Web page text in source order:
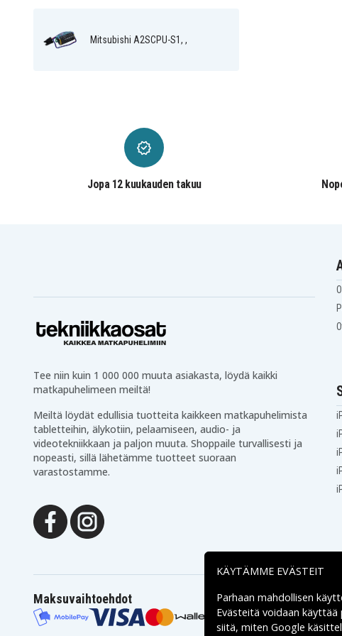
RV-1A
RV-2AJ
A2ASCPU-S30
A1SJHCPU-S8
A2S Series PLCs
AnS Series PLC
Mitsubishi Q
Tuotenro 6b80be72757510e4ffb27e5a8
Jännite 3,6 V
Sopii merkkiin Mitsubishi
Mitat
1700 mAh
Akku korvaa:
A6BAT
A6BAT-MRBAT
Mitsubishi A2SCPU-S1, ,
Jopa 12 kuukauden takuu
Tee niin kuin 1 000 000 muuta asiakasta, löydä kaikki
matkapuhelimeen meiltä!
Meiltä löydät edullisia tuotteita kaikkeen matkapuhelimista
tabletteihin, älykotiin, pelaamiseen, audio- ja
videotekniikkaan ja paljon muuta. Shoppaile turvallisesti ja
nopeasti, sillä lähetämme tuotteet suoraan
varastostamme.
Maksuvaihtoehdot
KÄYTÄMME EVÄSTEIT
Parhaan mahdollisen
Evästeitä voidaan
siitä, miten Google